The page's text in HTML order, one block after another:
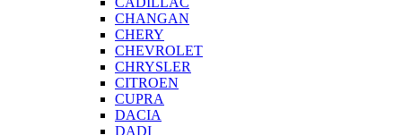
CHANGAN
CHERY
CHEVROLET
CHRYSLER
CITROEN
CUPRA
DACIA
DADI